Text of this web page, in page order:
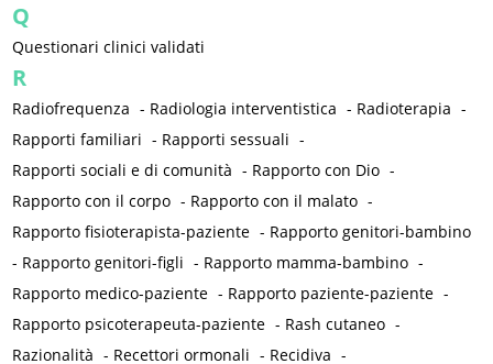
Q
Questionari clinici validati
R
Radiofrequenza - Radiologia interventistica - Radioterapia -
Rapporti familiari - Rapporti sessuali -
Rapporti sociali e di comunità - Rapporto con Dio -
Rapporto con il corpo - Rapporto con il malato -
Rapporto fisioterapista-paziente - Rapporto genitori-bambino
- Rapporto genitori-figli - Rapporto mamma-bambino -
Rapporto medico-paziente - Rapporto paziente-paziente -
Rapporto psicoterapeuta-paziente - Rash cutaneo -
Razionalità - Recettori ormonali - Recidiva -